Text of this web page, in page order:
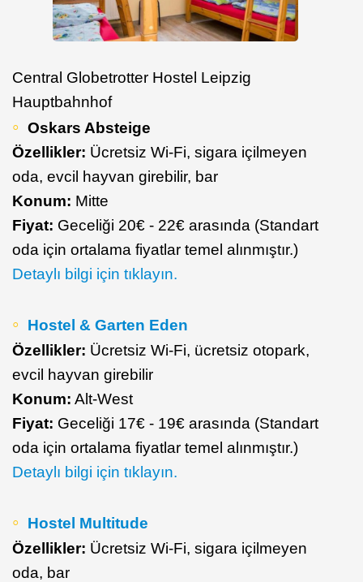
Central Globetrotter Hostel Leipzig
Hauptbahnhof
Oskars Absteige
Özellikler: Ücretsiz Wi-Fi, sigara içilmeyen
oda, evcil hayvan girebilir, bar
Konum: Mitte
Fiyat: Geceliği 20€ - 22€ arasında (Standart
oda için ortalama fiyatlar temel alınmıştır.)
Detaylı bilgi için tıklayın.
Hostel & Garten Eden
Özellikler: Ücretsiz Wi-Fi, ücretsiz otopark,
evcil hayvan girebilir
Konum: Alt-West
Fiyat: Geceliği 17€ - 19€ arasında (Standart
oda için ortalama fiyatlar temel alınmıştır.)
Detaylı bilgi için tıklayın.
Hostel Multitude
Özellikler: Ücretsiz Wi-Fi, sigara içilmeyen
oda, bar